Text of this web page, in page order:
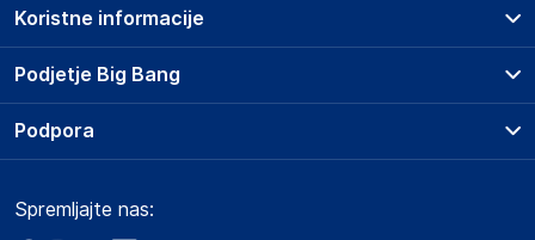
Podjetje Big Bang
O podjetju
Obvestila za javnost
Koristne informacije
Prodajna mesta
Storitve
Dostava, vnos in odvoz
Podpora
Marketplace
Spremljajte nas: